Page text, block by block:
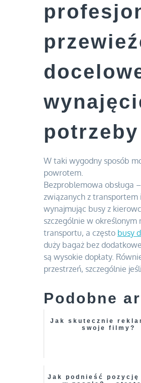
W taki wygodny sposób
powrotem.
Bezproblemowa obsługa
związanych z transportem
wynajmując busy z
szczególnie w
transportu, a często busy
duży bagaż bez
są wysokie dopłaty.
przestrzeń, szczególnie
Podobne
Jak skutecznie
swoje filmy?
Jak podnieść